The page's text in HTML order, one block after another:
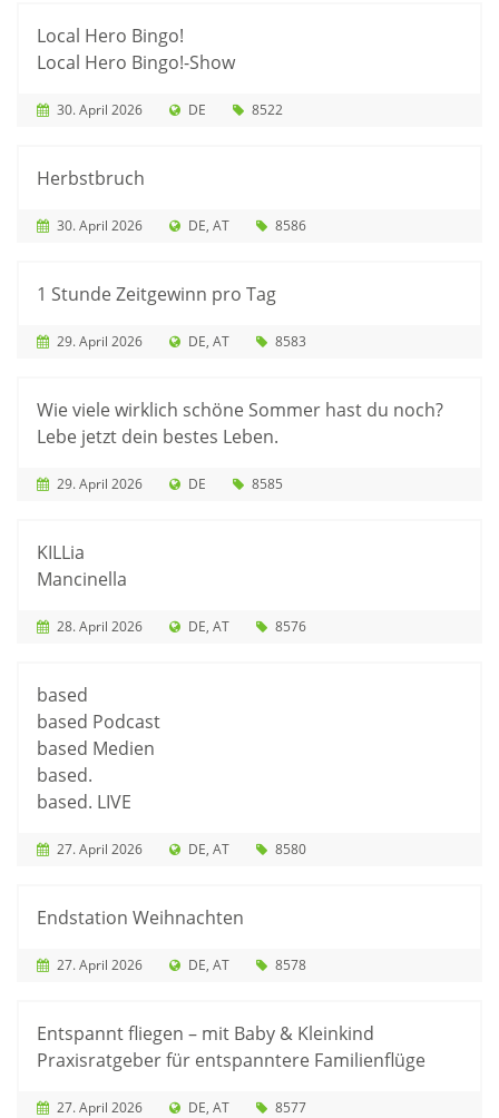
Local Hero Bingo!
Local Hero Bingo!-Show
30. April 2026 DE 8522
Herbstbruch
30. April 2026 DE AT 8586
1 Stunde Zeitgewinn pro Tag
29. April 2026 DE AT 8583
Wie viele wirklich schöne Sommer hast du noch?
Lebe jetzt dein bestes Leben.
29. April 2026 DE 8585
KILLia
Mancinella
28. April 2026 DE AT 8576
based
based Podcast
based Medien
based.
based. LIVE
27. April 2026 DE AT 8580
Endstation Weihnachten
27. April 2026 DE AT 8578
Entspannt fliegen – mit Baby & Kleinkind
Praxisratgeber für entspanntere Familienflüge
27. April 2026 DE AT 8577